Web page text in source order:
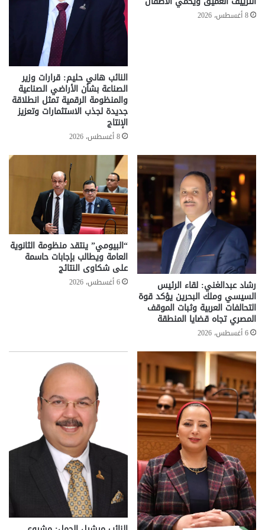
8 أغسطس، 2026
النائب هاني حليم: قرارات وزير
الصناعة بشأن الأراضي الصناعية
والمنظومة الرقمية تمثل انطلاقة
جديدة لجذب الاستثمارات وتعزيز
الإنتاج
8 أغسطس، 2026
رشاد عبدالغني: لقاء الرئيس
السيسي وملك البحرين يؤكد قوة
التحالفات العربية وثبات الموقف
المصري تجاه قضايا المنطقة
6 أغسطس، 2026
“البيومي” ينتقد منظومة الثانوية
العامة ويطالب بإجابات حاسمة
على شكاوى النتائج
6 أغسطس، 2026